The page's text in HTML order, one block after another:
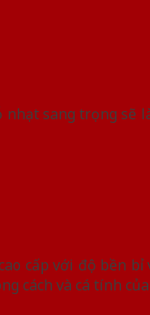
nhạt sang trọng
cấp với độ bền
cách và cá tính